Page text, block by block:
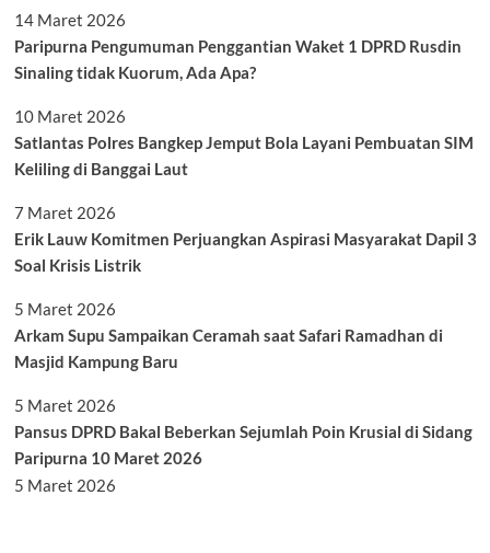
14 Maret 2026
Paripurna Pengumuman Penggantian Waket 1 DPRD Rusdin
Sinaling tidak Kuorum, Ada Apa?
10 Maret 2026
Satlantas Polres Bangkep Jemput Bola Layani Pembuatan SIM
Keliling di Banggai Laut
7 Maret 2026
Erik Lauw Komitmen Perjuangkan Aspirasi Masyarakat Dapil 3
Soal Krisis Listrik
5 Maret 2026
Arkam Supu Sampaikan Ceramah saat Safari Ramadhan di
Masjid Kampung Baru
5 Maret 2026
Pansus DPRD Bakal Beberkan Sejumlah Poin Krusial di Sidang
Paripurna 10 Maret 2026
5 Maret 2026